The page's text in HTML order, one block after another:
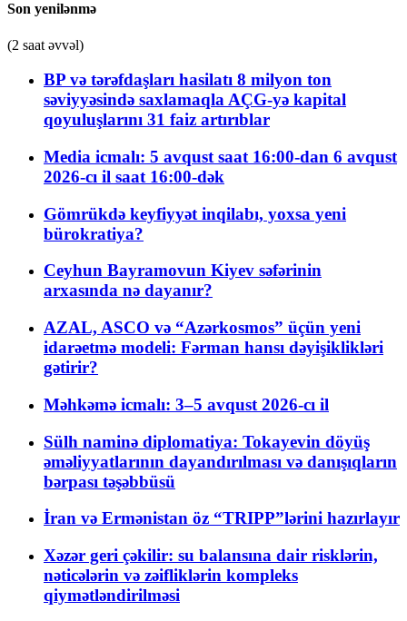
Son yenilənmə
(2 saat əvvəl)
BP və tərəfdaşları hasilatı 8 milyon ton
səviyyəsində saxlamaqla AÇG-yə kapital
qoyuluşlarını 31 faiz artırıblar
Media icmalı: 5 avqust saat 16:00-dan 6 avqust
2026-cı il saat 16:00-dək
Gömrükdə keyfiyyət inqilabı, yoxsa yeni
bürokratiya?
Ceyhun Bayramovun Kiyev səfərinin
arxasında nə dayanır?
AZAL, ASCO və “Azərkosmos” üçün yeni
idarəetmə modeli: Fərman hansı dəyişiklikləri
gətirir?
Məhkəmə icmalı: 3–5 avqust 2026-cı il
Sülh naminə diplomatiya: Tokayevin döyüş
əməliyyatlarının dayandırılması və danışıqların
bərpası təşəbbüsü
İran və Ermənistan öz “TRIPP”lərini hazırlayır
Xəzər geri çəkilir: su balansına dair risklərin,
nəticələrin və zəifliklərin kompleks
qiymətləndirilməsi